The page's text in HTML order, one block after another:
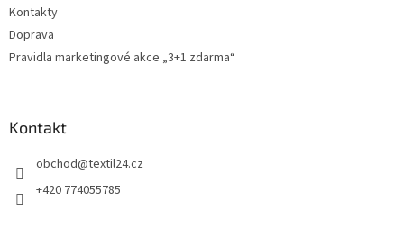
Kontakty
Doprava
Pravidla marketingové akce „3+1 zdarma“
Kontakt
obchod@textil24.cz
+420 774055785